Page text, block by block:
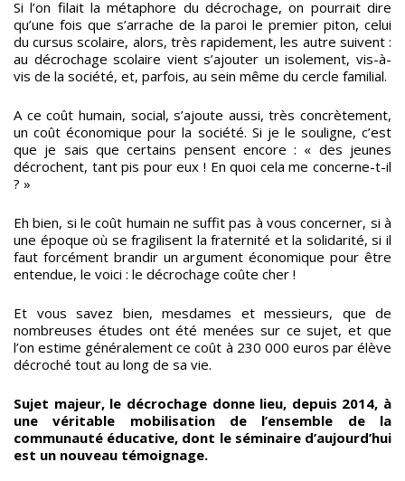
Si l’on filait la métaphore du décrochage, on pourrait dire
qu’une fois que s’arrache de la paroi le premier piton, celui
du cursus scolaire, alors, très rapidement, les autre suivent :
au décrochage scolaire vient s’ajouter un isolement, vis-à-
vis de la société, et, parfois, au sein même du cercle familial.
A ce coût humain, social, s’ajoute aussi, très concrètement,
un coût économique pour la société. Si je le souligne, c’est
que je sais que certains pensent encore : « des jeunes
décrochent, tant pis pour eux ! En quoi cela me concerne-t-il
? »
Eh bien, si le coût humain ne suffit pas à vous concerner, si à
une époque où se fragilisent la fraternité et la solidarité, si il
faut forcément brandir un argument économique pour être
entendue, le voici : le décrochage coûte cher !
Et vous savez bien, mesdames et messieurs, que de
nombreuses études ont été menées sur ce sujet, et que
l’on estime généralement ce coût à 230 000 euros par élève
décroché tout au long de sa vie.
Sujet majeur, le décrochage donne lieu, depuis 2014, à
une véritable mobilisation de l’ensemble de la
communauté éducative, dont le séminaire d’aujourd’hui
est un nouveau témoignage.